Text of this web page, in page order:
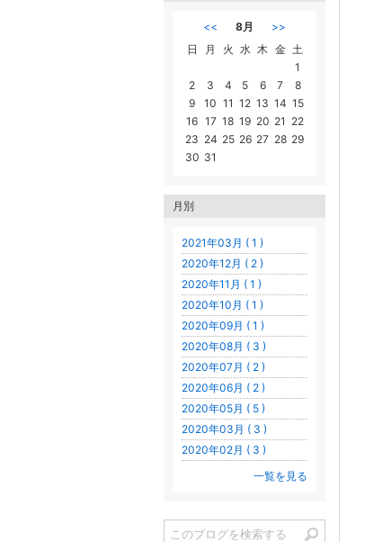
<< 8月
>>
日
月 火 水 木 金 土
1
2
3 4 5 6 7
8
9
10 11 12 13 14 15
16 17 18 19 20 21 22
23 24 25 26 27 28 29
30 31
月別
2021年03月 ( 1 )
2020年12月 ( 2 )
2020年11月 ( 1 )
2020年10月 ( 1 )
2020年09月 ( 1 )
2020年08月 ( 3 )
2020年07月 ( 2 )
2020年06月 ( 2 )
2020年05月 ( 5 )
2020年03月 ( 3 )
2020年02月 ( 3 )
一覧を見る